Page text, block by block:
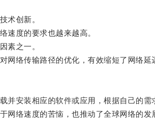
术创新。
度的要求也越来越高。
素之一。
络传输路径的优化，有效缩短了网络延
安装相应的软件或应用，根据自己的需
络速度的苦恼，也推动了全球网络的发